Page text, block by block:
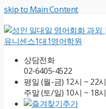
skip to Main Content
상담전화
02-6405-4522
평일 (월-금) 12시 ~ 22시
주말 (토/일) 10시 ~ 18시